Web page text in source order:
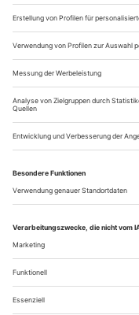
reicht nicht mehr zur
Shakespeares
weiße...
Showroom 11/22
Aktuelle Ausstellungen
BERLIN,
Spurensicherung.
Überraschende
Bildern, Büchern,
Sammlungen der
gehören Manuskripte
von der Gestapo
Über uns